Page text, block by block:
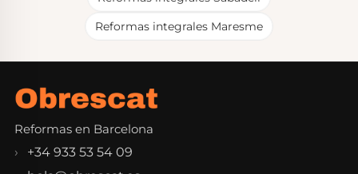
Reformas integrales Maresme
Reformas en Barcelona
+34 933 53 54 09